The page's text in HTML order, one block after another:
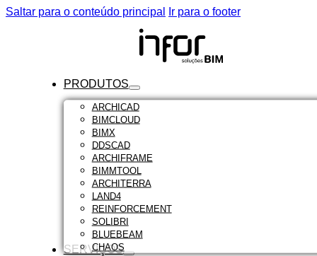
Saltar para o conteúdo principal Ir para o footer
PRODUTOS
ARCHICAD
BIMCLOUD
BIMX
DDSCAD
ARCHIFRAME
BIMMTOOL
ARCHITERRA
LAND4
REINFORCEMENT
SOLIBRI
BLUEBEAM
CHAOS
SERVIÇOS